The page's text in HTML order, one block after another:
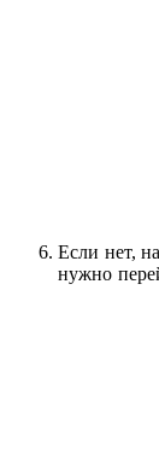
Если нет,
нужно